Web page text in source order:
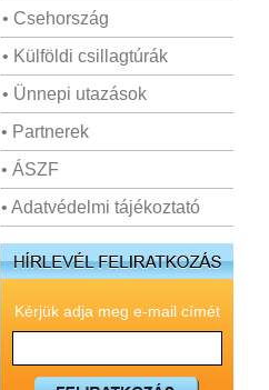
• Csehország
• Külföldi csillagtúrák
• Ünnepi utazások
• Partnerek
• ÁSZF
• Adatvédelmi tájékoztató
Kérjük adja meg e-mail címét